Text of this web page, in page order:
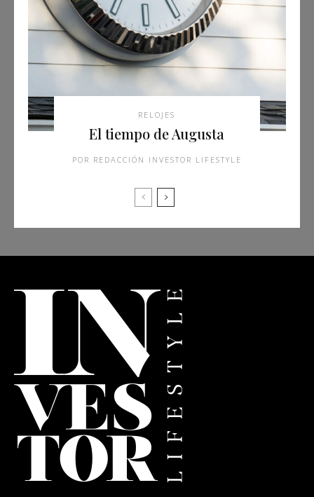
RELOJES
El tiempo de Augusta
REDACCIÓN INVESTOR LIFESTYLE